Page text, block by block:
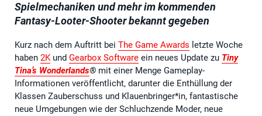
Spielmechaniken und mehr im kommenden
Fantasy-Looter-Shooter bekannt gegeben
Kurz nach dem Auftritt bei The Game Awards letzte Woche
haben 2Kund Gearbox Software ein neues Update zu Tiny
Tina’s Wonderlands® mit einer Menge Gameplay-
Informationen veröffentlicht, darunter die Enthüllung der
Klassen Zauberschuss und Klauenbringer*in, fantastische
neue Umgebungen wie der Schluchzende Moder, neue